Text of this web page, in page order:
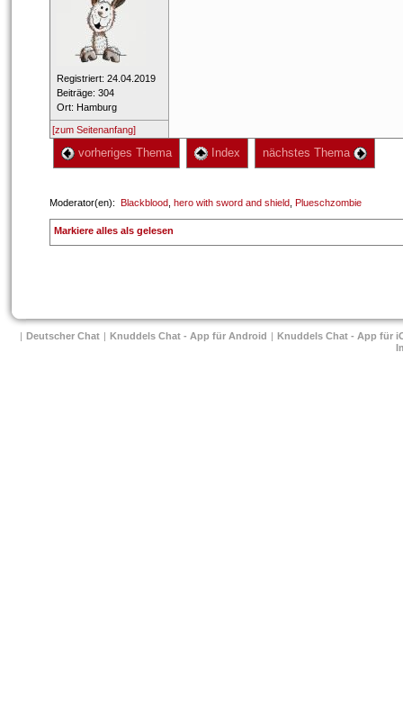
Registriert: 24.04.2019
Beiträge: 304
Ort: Hamburg
[zum Seitenanfang]
vorheriges Thema Index nächstes Thema
Moderator(en): Blackblood hero with sword and shield Plueschzombie
Markiere alles als gelesen
| Deutscher Chat | Knuddels Chat - App für Android | Knuddels Chat - App für